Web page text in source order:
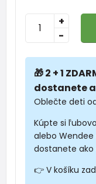
-
+
🎁 2 + 1
dostanete
Oblečte deti
Kúpte si
alebo
dostanete ako
👉 V košíku